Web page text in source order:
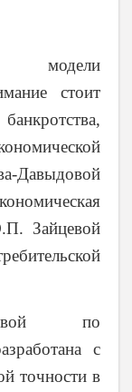
модели
стоит
Давыдовой
Зайцевой
по
с
точности в